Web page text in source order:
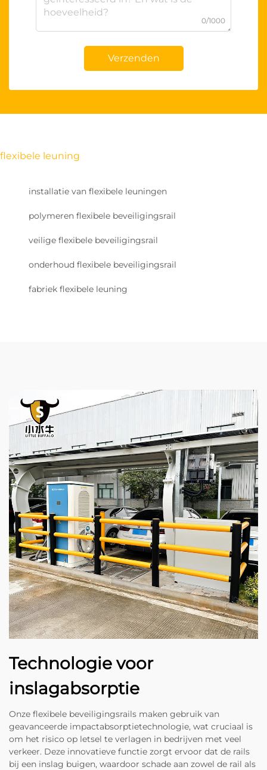
0/1000
Verzenden
flexibele leuning
installatie van flexibele leuningen
polymeren flexibele beveiligingsrail
veilige flexibele beveiligingsrail
onderhoud flexibele beveiligingsrail
fabriek flexibele leuning
Technologie voor
inslagabsorptie
Onze flexibele beveiligingsrails maken gebruik van
geavanceerde impactabsorptietechnologie, wat cruciaal is
om het risico op letsel te verlagen in bedrijven met veel
verkeer. Deze innovatieve functie zorgt ervoor dat de rails
bij een inslag buigen, waardoor schade aan zowel de rail als